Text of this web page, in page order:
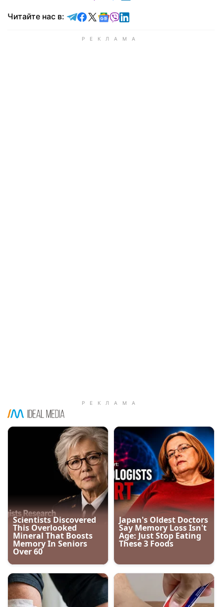
Читайте нас в: Читайте в Telegram
Читайте в Facebook
Читайте в X
Читайте в Google news
Читайте в Viber
Читайте в LinkedIn